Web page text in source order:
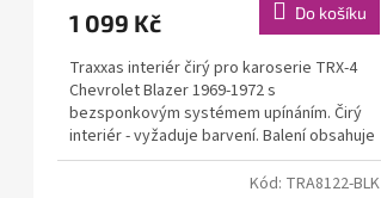
1 099 Kč Do košíku
Traxxas interiér čirý pro karoserie TRX-4
Chevrolet Blazer 1969-1972 s
bezsponkovým systémem upínáním. Čirý
interiér - vyžaduje barvení. Balení obsahuje
vanu interiéru, maketové...
Kód: TRA8122-BLK